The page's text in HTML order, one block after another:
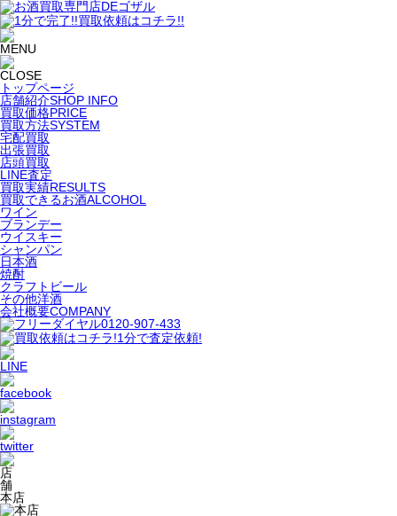
トップページ
店舗紹介SHOP INFO
買取価格PRICE
買取方法SYSTEM
宅配買取
出張買取
店頭買取
LINE査定
買取実績RESULTS
買取できるお酒ALCOHOL
ワイン
ブランデー
ウイスキー
シャンパン
日本酒
焼酎
クラフトビール
その他洋酒
会社概要COMPANY
本店